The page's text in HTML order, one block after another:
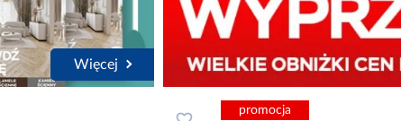
Więcej
promocja